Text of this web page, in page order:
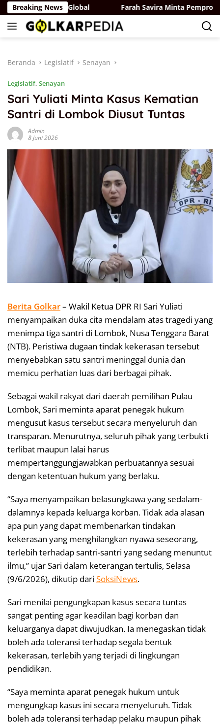
Langsung
ke
konten
Breaking News
Pasar Global Farah Savira Minta Pemprov DKI
Beranda Legislatif Senayan
Legislatif, Senayan
Sari Yuliati Minta Kasus Kematian
Santri di Lombok Diusut Tuntas
Admin
8 Juni 2026
Berita Golkar– Wakil Ketua DPR RI Sari Yuliati
menyampaikan duka cita mendalam atas tragedi yang
menimpa tiga santri di Lombok, Nusa Tenggara Barat
(NTB). Peristiwa dugaan tindak kekerasan tersebut
menyebabkan satu santri meninggal dunia dan
memicu perhatian luas dari berbagai pihak.
Sebagai wakil rakyat dari daerah pemilihan Pulau
Lombok, Sari meminta aparat penegak hukum
mengusut kasus tersebut secara menyeluruh dan
transparan. Menurutnya, seluruh pihak yang terbukti
terlibat maupun lalai harus
mempertanggungjawabkan perbuatannya sesuai
dengan ketentuan hukum yang berlaku.
“Saya menyampaikan belasungkawa yang sedalam-
dalamnya kepada keluarga korban. Tidak ada alasan
apa pun yang dapat membenarkan tindakan
kekerasan yang menghilangkan nyawa seseorang,
terlebih terhadap santri-santri yang sedang menuntut
ilmu,” ujar Sari dalam keterangan tertulis, Selasa
(9/6/2026), dikutip dari SoksiNews.
Sari menilai pengungkapan kasus secara tuntas
sangat penting agar keadilan bagi korban dan
keluarganya dapat diwujudkan. Ia menegaskan tidak
boleh ada toleransi terhadap segala bentuk
kekerasan, terlebih yang terjadi di lingkungan
pendidikan.
“Saya meminta aparat penegak hukum untuk
mengungkap kasus ini secara menyeluruh. Tidak
boleh ada toleransi terhadap pelaku maupun pihak